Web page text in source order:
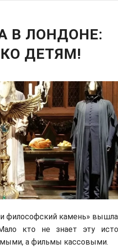
В ЛОНДОНЕ:
ДЕТЯМ!
философский камень»
кто не знает эту
а фильмы кассовыми.